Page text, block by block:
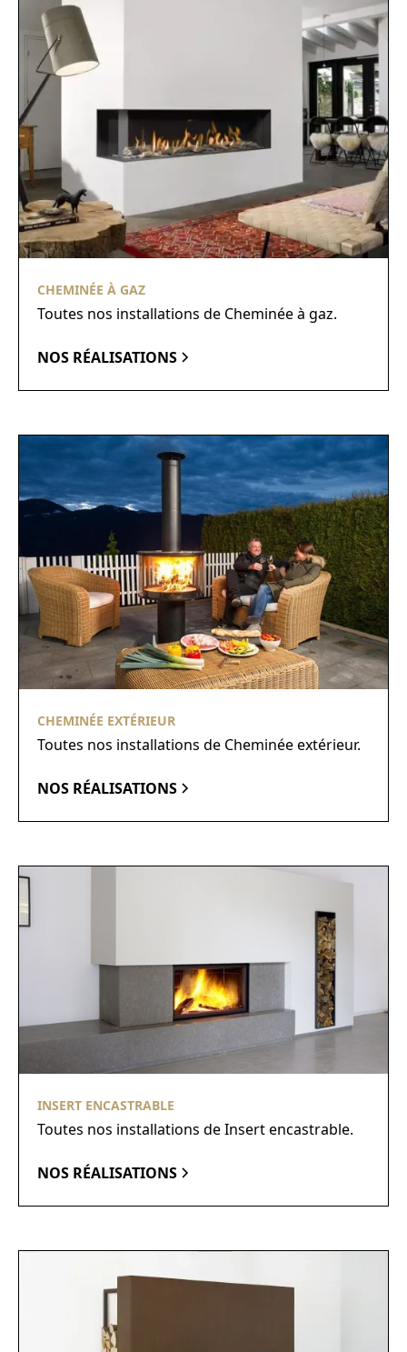
CHEMINÉE À GAZ
Toutes nos installations de Cheminée à gaz.
NOS RÉALISATIONS
CHEMINÉE EXTÉRIEUR
Toutes nos installations de Cheminée extérieur.
NOS RÉALISATIONS
INSERT ENCASTRABLE
Toutes nos installations de Insert encastrable.
NOS RÉALISATIONS